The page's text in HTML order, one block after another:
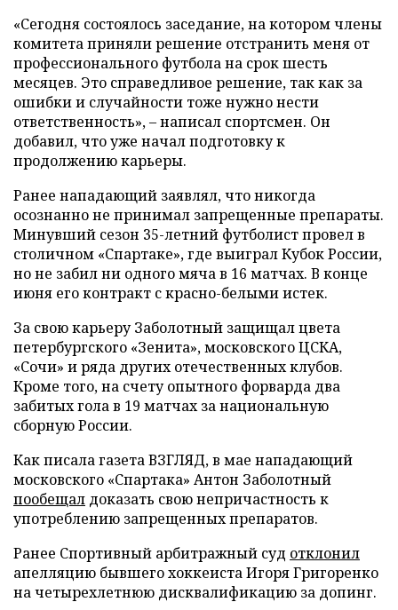
«Сегодня состоялось заседание, на котором члены
комитета приняли решение отстранить меня от
профессионального футбола на срок шесть
месяцев. Это справедливое решение, так как за
ошибки и случайности тоже нужно нести
ответственность», – написал спортсмен. Он
добавил, что уже начал подготовку к
продолжению карьеры.
Ранее нападающий заявлял, что никогда
осознанно не принимал запрещенные препараты.
Минувший сезон 35-летний футболист провел в
столичном «Спартаке», где выиграл Кубок России,
но не забил ни одного мяча в 16 матчах. В конце
июня его контракт с красно-белыми истек.
За свою карьеру Заболотный защищал цвета
петербургского «Зенита», московского ЦСКА,
«Сочи» и ряда других отечественных клубов.
Кроме того, на счету опытного форварда два
забитых гола в 19 матчах за национальную
сборную России.
Как писала газета ВЗГЛЯД, в мае нападающий
московского «Спартака» Антон Заболотный
пообещал доказать свою непричастность к
употреблению запрещенных препаратов.
Ранее Спортивный арбитражный суд отклонил
апелляцию бывшего хоккеиста Игоря Григоренко
на четырехлетнюю дисквалификацию за допинг.